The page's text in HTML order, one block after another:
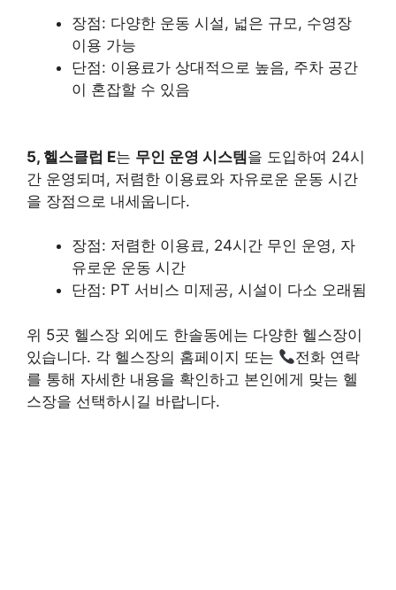
장점: 다양한 운동 시설, 넓은 규모, 수영장
이용 가능
단점: 이용료가 상대적으로 높음, 주차 공간
이 혼잡할 수 있음
5, 헬스클럽 E는 무인 운영 시스템을 도입하여 24시
간 운영되며, 저렴한 이용료와 자유로운 운동 시간
을 장점으로 내세웁니다.
장점: 저렴한 이용료, 24시간 무인 운영, 자
유로운 운동 시간
단점: PT 서비스 미제공, 시설이 다소 오래됨
위 5곳 헬스장 외에도 한솔동에는 다양한 헬스장이
있습니다. 각 헬스장의 홈페이지 또는
전화 연락
를 통해 자세한 내용을 확인하고 본인에게 맞는 헬
스장을 선택하시길 바랍니다.